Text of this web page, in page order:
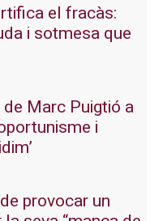
el fracàs:
i sotmesa que
de Marc Puigtió a
i
provocar un